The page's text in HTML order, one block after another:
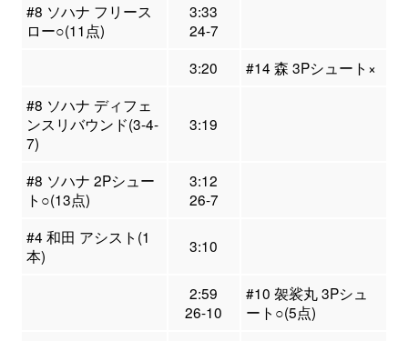
#8 ソハナ フリース
ロー○(11点)
3:33
24-7
3:20
#14 森 3Pシュート×
#8 ソハナ ディフェ
ンスリバウンド(3-4-
7)
3:19
#8 ソハナ 2Pシュー
ト○(13点)
3:12
26-7
#4 和田 アシスト(1
本)
3:10
2:59
26-10
#10 袈裟丸 3Pシュ
ート○(5点)